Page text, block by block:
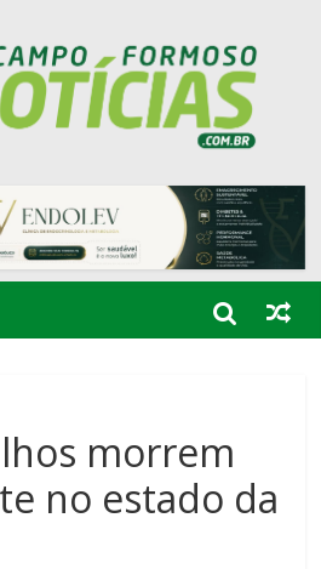
morrem
no estado da